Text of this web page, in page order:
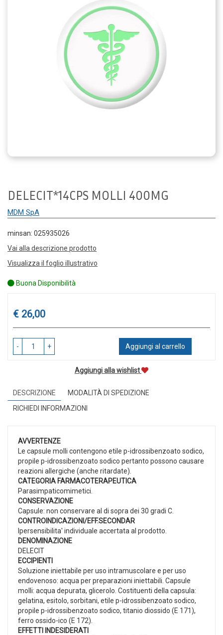
DELECIT*14CPS MOLLI 400MG
MDM SpA
minsan: 025935026
Vai alla descrizione prodotto
Visualizza il foglio illustrativo
Buona Disponibilità
Prezzo
€ 26,00
- + Aggiungi al carrello
Aggiungi alla wishlist
DESCRIZIONE
MODALITÀ DI SPEDIZIONE
RICHIEDI INFORMAZIONI
AVVERTENZE
Le capsule molli contengono etile p-idrossibenzoato sodico,
propile p-idrossibenzoato sodico pertanto possono causare
reazioni allergiche (anche ritardate).
CATEGORIA FARMACOTERAPEUTICA
Parasimpaticomimetici.
CONSERVAZIONE
Capsule: non conservare al di sopra dei 30 gradi C.
CONTROINDICAZIONI/EFF.SECONDAR
Ipersensibilita' individuale accertata al prodotto.
DENOMINAZIONE
DELECIT
ECCIPIENTI
Soluzione iniettabile per uso intramuscolare e per uso
endovenoso: acqua per preparazioni iniettabili. Capsule
molli: acqua depurata, glicerolo. Costituenti della capsula:
gelatina, esitolo, sorbitani, etile p-idrossibenzoato sodico,
propile p-idrossibenzoato sodico, titanio diossido (E 171),
ferro ossido-ico (E 172).
EFFETTI INDESIDERATI